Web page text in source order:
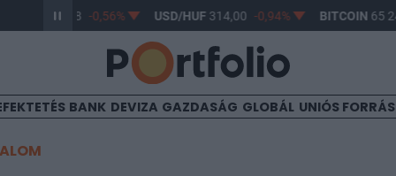
363,38 -0,56% USD/HUF 314,00 -0,94% BITCOIN65
BANK DEVIZA GAZDASÁG GLOBÁL UNIÓS